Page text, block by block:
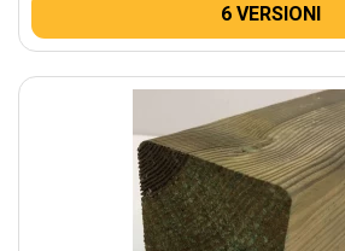
6 VERSIONI